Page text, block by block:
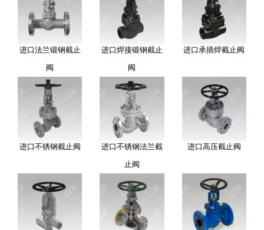
进口法兰锻钢截止
阀
进口焊接锻钢截止
阀
进口承插焊截止阀
进口不锈钢截止阀
进口不锈钢法兰截
止阀
进口高压截止阀